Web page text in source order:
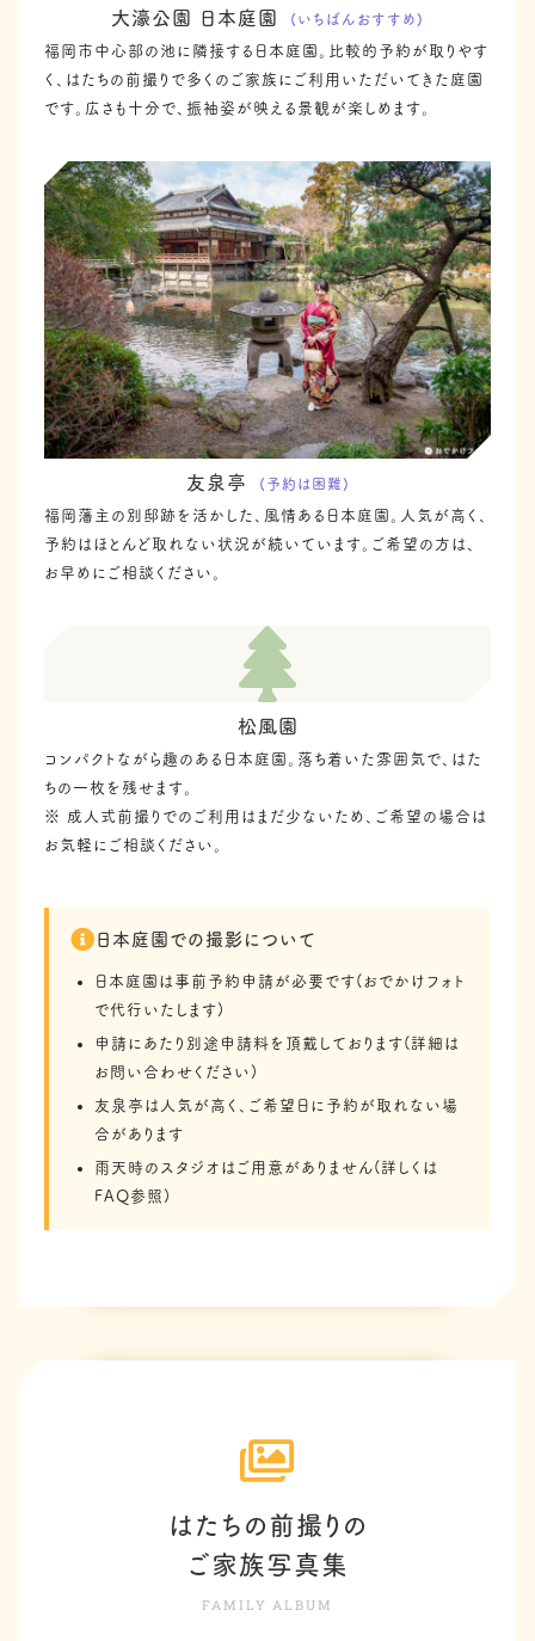
大濠公園 日本庭園 (いちばんおすすめ)
福岡市中心部の池に隣接する日本庭園。比較的予約が取りやす
く、はたちの前撮りで多くのご家族にご利用いただいてきた庭園
です。広さも十分で、振袖姿が映える景観が楽しめます。
友泉亭 (予約は困難)
福岡藩主の別邸跡を活かした、風情ある日本庭園。人気が高く、
予約はほとんど取れない状況が続いています。ご希望の方は、
お早めにご相談ください。
松風園
コンパクトながら趣のある日本庭園。落ち着いた雰囲気で、はた
ちの一枚を残せます。
※ 成人式前撮りでのご利用はまだ少ないため、ご希望の場合は
お気軽にご相談ください。
日本庭園での撮影について
日本庭園は事前予約申請が必要です(おでかけフォト
で代行いたします)
申請にあたり別途申請料を頂戴しております(詳細は
お問い合わせください)
友泉亭は人気が高く、ご希望日に予約が取れない場
合があります
雨天時のスタジオはご用意がありません(詳しくは
FAQ参照)
はたちの前撮りの
ご家族写真集
FAMILY ALBUM